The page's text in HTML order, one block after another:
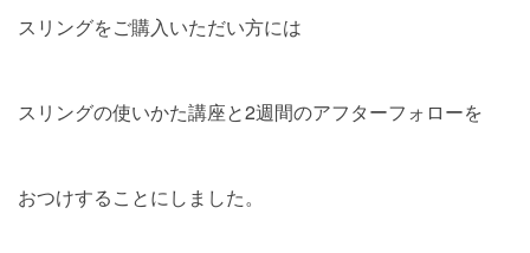
スリングをご購入いただい方には
スリングの使いかた講座と2週間のアフターフォローを
おつけすることにしました。